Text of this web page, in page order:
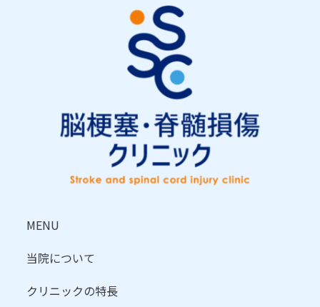
MENU
当院について
クリニックの特長